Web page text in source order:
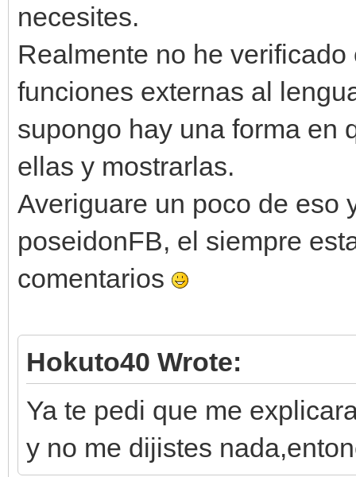
necesites.
Realmente no he
funciones externas al
supongo hay una forma en
ellas y mostrarlas.
Averiguare un poco de eso
poseidonFB, el siempre
comentarios
Hokuto40 Wrote:
Ya te pedi que me
y no me dijistes